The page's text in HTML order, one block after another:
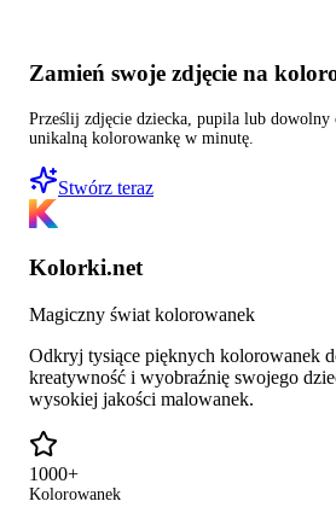
Zamień swoje zdjęcie na
Prześlij zdjęcie dziecka, pupila lub
unikalną kolorowankę w minutę.
Stwórz teraz
Kolorki.net
Magiczny świat kolorowanek
Odkryj tysiące pięknych kolorowanek
kreatywność i wyobraźnię swojego
wysokiej jakości malowanek.
1000+
Kolorowanek